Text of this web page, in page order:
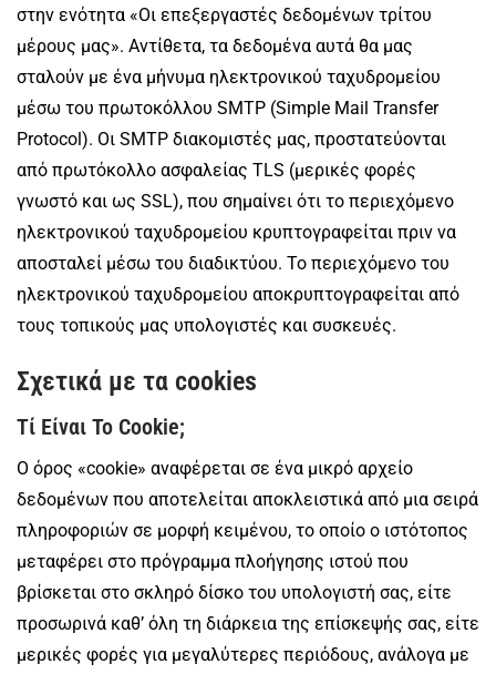
στην ενότητα «Οι επεξεργαστές δεδομένων τρίτου
μέρους μας». Αντίθετα, τα δεδομένα αυτά θα μας
σταλούν με ένα μήνυμα ηλεκτρονικού ταχυδρομείου
μέσω του πρωτοκόλλου SMTP (Simple Mail Transfer
Protocol). Οι SMTP διακομιστές μας, προστατεύονται
από πρωτόκολλο ασφαλείας TLS (μερικές φορές
γνωστό και ως SSL), που σημαίνει ότι το περιεχόμενο
ηλεκτρονικού ταχυδρομείου κρυπτογραφείται πριν να
αποσταλεί μέσω του διαδικτύου. Το περιεχόμενο του
ηλεκτρονικού ταχυδρομείου αποκρυπτογραφείται από
τους τοπικούς μας υπολογιστές και συσκευές.
Σχετικά με τα cookies
Τί Είναι Το Cookie;
Ο όρος «cookie» αναφέρεται σε ένα μικρό αρχείο
δεδομένων που αποτελείται αποκλειστικά από μια σειρά
πληροφοριών σε μορφή κειμένου, το οποίο ο ιστότοπος
μεταφέρει στο πρόγραμμα πλοήγησης ιστού που
βρίσκεται στο σκληρό δίσκο του υπολογιστή σας, είτε
προσωρινά καθ’ όλη τη διάρκεια της επίσκεψής σας, είτε
μερικές φορές για μεγαλύτερες περιόδους, ανάλογα με